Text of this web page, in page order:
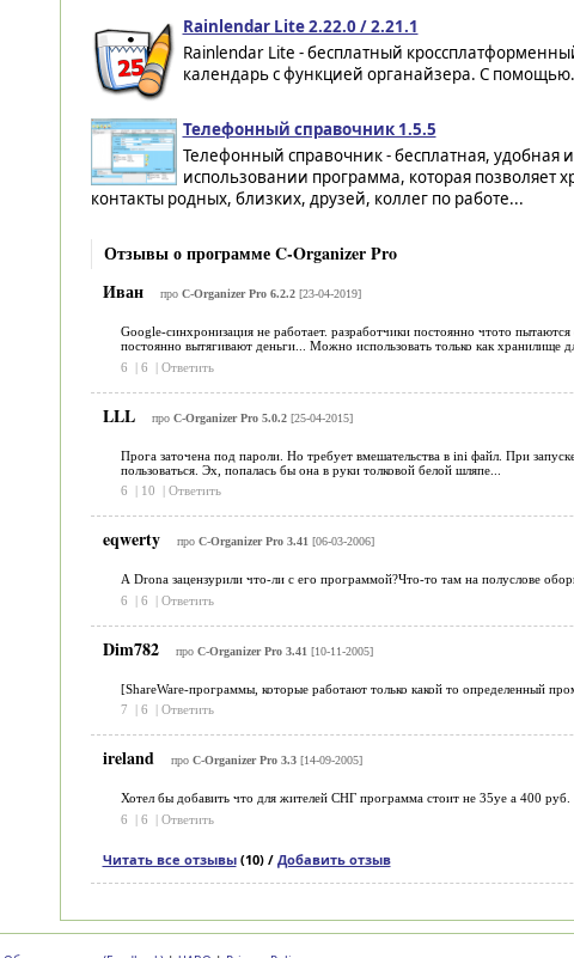
Rainlendar Lite 2.22.0 / 2.21.1
Rainlendar Lite - бесплатный
календарь с функцией органайзера. С
Телефонный справочник 1.5.5
Телефонный справочник - бесплатная, удобная и
использовании программа, которая позволяет
контакты родных, близких, друзей, коллег по работе...
Отзывы о программе C-Organizer Pro
Иван
про C-Organizer Pro 6.2.2[23-04-2019]
Google-синхронизация не работает. разработчики постоянно чтото
постоянно вытягивают деньги... Можно использовать только как хранилище
6
| 6 | Ответить
LLL про C-Organizer Pro 5.0.2[25-04-2015]
Прога заточена под пароли. Но требует вмешательства в ini файл. При
пользоваться. Эх, попалась бы она в руки толковой белой шляпе...
6
| 10 | Ответить
eqwerty про C-Organizer Pro 3.41 [06-03-2006]
А Drona зацензурили что-ли с его программой?Что-то там на полуслове
6
| 6 | Ответить
Dim782 про C-Organizer Pro 3.41 [10-11-2005]
[ShareWare-программы, которые работают только какой то
7
| 6 | Ответить
ireland про C-Organizer Pro 3.3[14-09-2005]
Хотел бы добавить что для жителей СНГ программа стоит не 35уе а 400 руб.
6
| 6 | Ответить
Читать все отзывы(10) / Добавить отзыв